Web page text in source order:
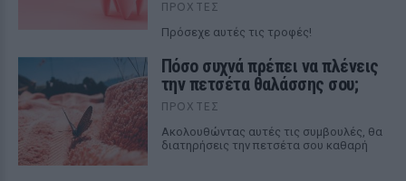
ΠΡΟΧΤΈΣ
Πρόσεχε αυτές τις τροφές!
Πόσο συχνά πρέπει να πλένεις
την πετσέτα θαλάσσης σου;
ΠΡΟΧΤΈΣ
Ακολουθώντας αυτές τις συμβουλές, θα
διατηρήσεις την πετσέτα σου καθαρή